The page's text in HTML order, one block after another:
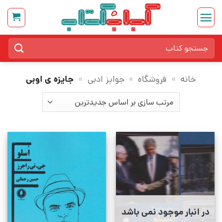
Skip
content
برای:
خانه » فروشگاه » جوایز ادبی » جایزه ی اوبی
در انبار موجود نمی باشد